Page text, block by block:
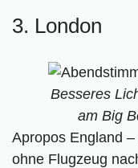
3. London
Besseres
am Big
Apropos England
ohne Flugzeug